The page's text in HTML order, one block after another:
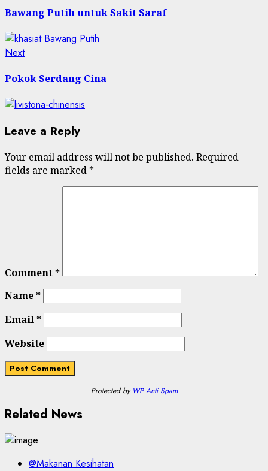
navigation
Bawang Putih untuk Sakit Saraf
NextNext
Pokok Serdang Cina
Leave a Reply
Your email address will not be published. Required
fields are marked *
Comment*
Name*
Email*
Website
Protected by WP Anti Spam
Related News
@Makanan Kesihatan